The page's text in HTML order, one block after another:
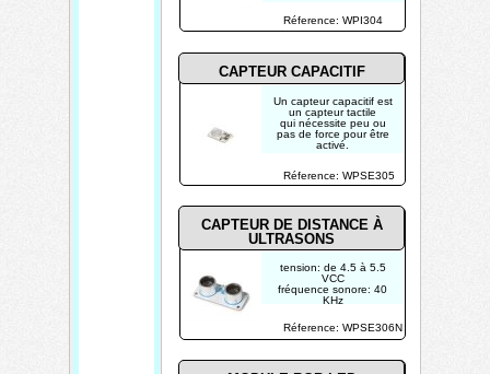
Un capteur capacitif est
un capteur tactile
qui nécessite peu ou
pas de force pour être
activé.
Réference: WPI304
Réference: WPSE305
Réference: WPSE306N
CAPTEUR CAPACITIF
CAPTEUR DE DISTANCE À
ULTRASONS
tension: de 4.5 à 5.5
VCC
fréquence sonore: 40
KHz
0.3 cm / 0.01"
angle de mesure: 15 °
courant: de10 à 40 mA